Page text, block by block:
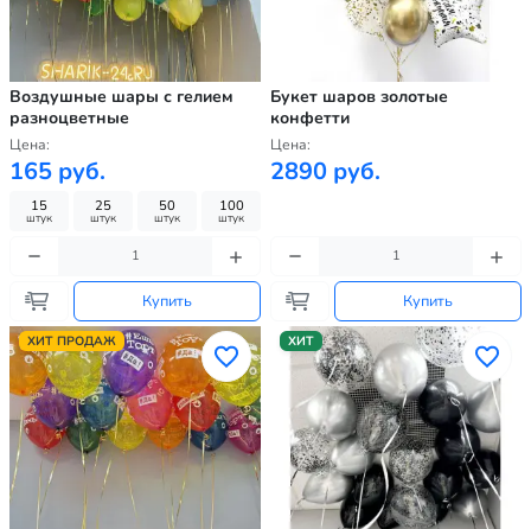
Воздушные шары с гелием
разноцветные
Цена:
165 руб.
15
штук
25
штук
50
штук
100
штук
Купить
Букет шаров золотые
конфетти
Цена:
2890 руб.
Купить
ХИТ ПРОДАЖ ХИТ